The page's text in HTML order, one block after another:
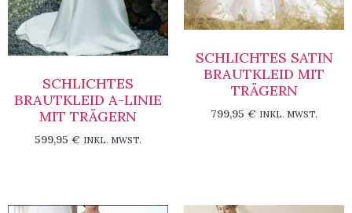
SCHLICHTES
BRAUTKLEID A-LINIE
MIT TRÄGERN
599,95 € INKL. MWST.
SCHLICHTES SATIN
BRAUTKLEID MIT
TRÄGERN
799,95 € INKL. MWST.